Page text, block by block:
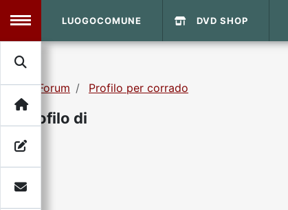
MENU
Search
LUOGOCOMUNE DVD SHOP
Forum Profilo per corrado
Profilo di